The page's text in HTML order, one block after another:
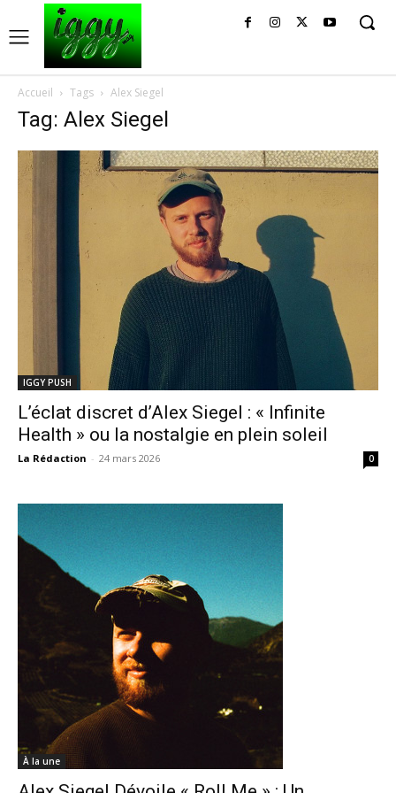
Accueil Tags Alex Siegel
Tag: Alex Siegel
IGGY PUSH
L’éclat discret d’Alex Siegel : « Infinite
Health » ou la nostalgie en plein soleil
La Rédaction - 24 mars 2026 0
À la une